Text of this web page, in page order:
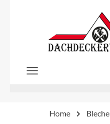
Zum Hauptinhalt springen
Home Bleche